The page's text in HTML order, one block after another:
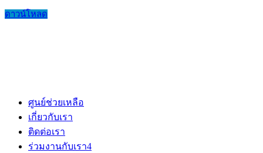
ดาวน์โหลด
ศูนย์ช่วยเหลือ
เกี่ยวกับเรา
ติดต่อเรา
ร่วมงานกับเรา4